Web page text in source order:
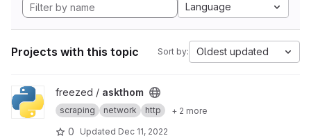
Language
Projects with this topic Sort by: Oldest updated
View askthom project
freezed / askthom
scraping network http + 2 more
0 Updated Dec 11, 2022